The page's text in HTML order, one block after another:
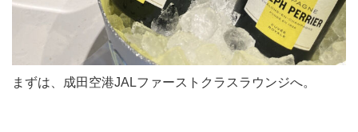
まずは、成田空港JALファーストクラスラウンジへ。